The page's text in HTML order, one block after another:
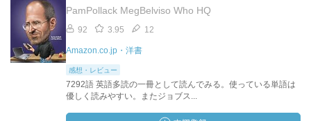
PamPollack MegBelviso Who HQ
92 3.95 12
Amazon.co.jp・洋書
感想・レビュー
7292語 英語多読の一冊として読んでみる。使っている単語は
優しく読みやすい。またジョブス...